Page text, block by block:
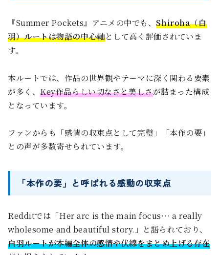
『Summer Pockets』アニメの中でも、Shiroha（白
羽）ルートは物語の中心軸として高く評価されていま
す。
本ルートでは、作品の世界観やテーマに深く関わる要素
が多く、Key作品らしい切なさと美しさが詰まった構成
となっています。
ファンからも「感情の収束点として完璧」「本作の要」
との声が多数寄せられています。
「本作の要」と呼ばれる感動の収束点
Redditでは「Her arc is the main focus… a really
wholesome and beautiful story.」と語られており、
白羽ルートが本編全体の感情や伏線をまとめ上げる存在